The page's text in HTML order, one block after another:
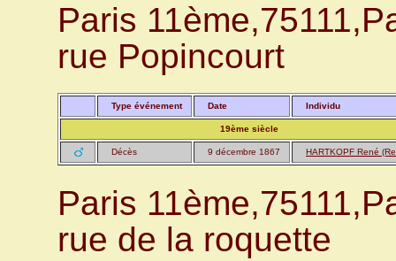
Paris
rue Popincourt
Type événement Date Individu
19ème siècle
Décès 9 décembre 1867 HARTKOPF René
Paris
rue de la roquette